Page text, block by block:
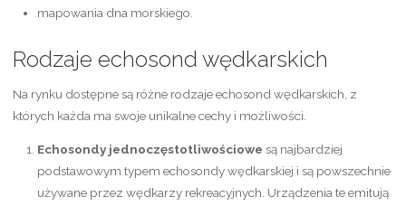
mapowania dna morskiego.
Rodzaje echosond wędkarskich
Na rynku dostępne są różne rodzaje echosond wędkarskich, z
których każda ma swoje unikalne cechy i możliwości.
Echosondy jednoczęstotliwościowe są najbardziej
podstawowym typem echosondy wędkarskiej i są powszechnie
używane przez wędkarzy rekreacyjnych. Urządzenia te emitują